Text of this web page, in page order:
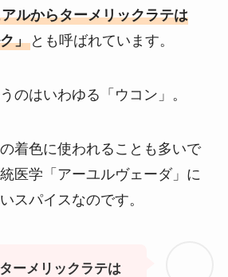
ルからターメリックラテは
」とも呼ばれています。
のはいわゆる「ウコン」。
着色に使われることも多いで
医学「アーユルヴェーダ」に
スパイスなのです。
ターメリックラテは